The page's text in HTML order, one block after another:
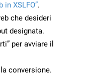
in XSLFO”.
che desideri
designata.
per avviare il
conversione.